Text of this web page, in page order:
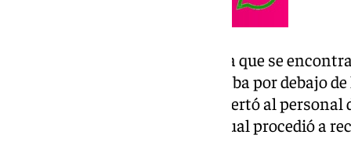
La víctima, una turista alemana que se
de que un teléfono móvil asomaba por debajo
probador contiguo. La turista alertó al
llamó a la Policía Nacional, la cual procedió a